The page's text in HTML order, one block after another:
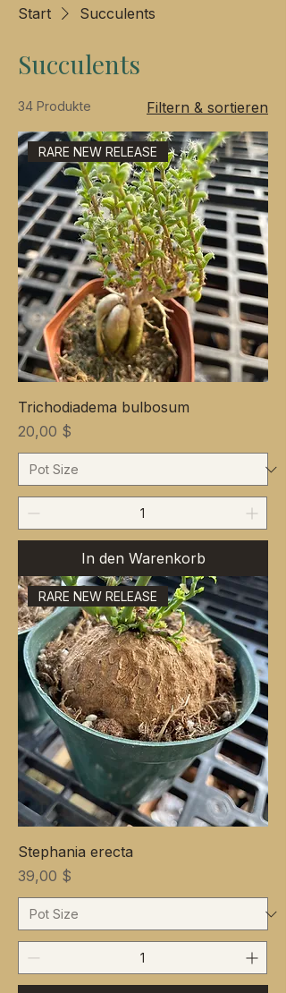
Start Succulents
Succulents
34 Produkte Filtern & sortieren
RARE NEW RELEASE
Trichodiadema bulbosum
Preis
20,00 $
In den Warenkorb
RARE NEW RELEASE
Stephania erecta
Preis
39,00 $